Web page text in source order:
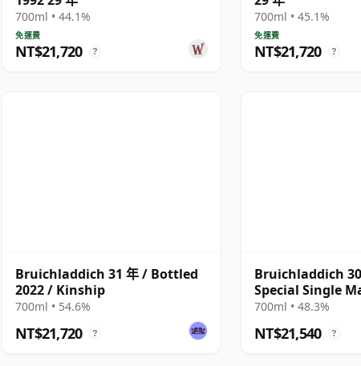
700ml • 44.1%
免運費
NT$21,720 ?
700ml • 45.1%
免運費
NT$21,720 ?
Bruichladdich 31 年 / Bottled
2022 / Kinship
700ml • 54.6%
NT$21,720 ?
Bruichladdich
Special Single
Scotland
700ml • 48.3%
NT$21,540 ?